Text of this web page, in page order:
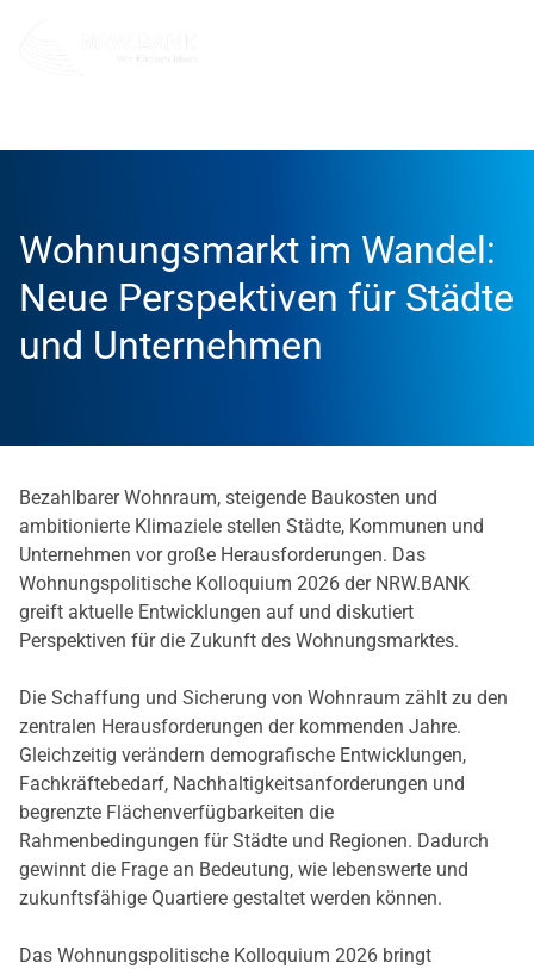
Wohnungsmarkt im Wandel:
Neue Perspektiven für Städte
und Unternehmen
Bezahlbarer Wohnraum, steigende Baukosten und
ambitionierte Klimaziele stellen Städte, Kommunen und
Unternehmen vor große Herausforderungen. Das
Wohnungspolitische Kolloquium 2026 der NRW.BANK
greift aktuelle Entwicklungen auf und diskutiert
Perspektiven für die Zukunft des Wohnungsmarktes.
Die Schaffung und Sicherung von Wohnraum zählt zu den
zentralen Herausforderungen der kommenden Jahre.
Gleichzeitig verändern demografische Entwicklungen,
Fachkräftebedarf, Nachhaltigkeitsanforderungen und
begrenzte Flächenverfügbarkeiten die
Rahmenbedingungen für Städte und Regionen. Dadurch
gewinnt die Frage an Bedeutung, wie lebenswerte und
zukunftsfähige Quartiere gestaltet werden können.
Das Wohnungspolitische Kolloquium 2026 bringt